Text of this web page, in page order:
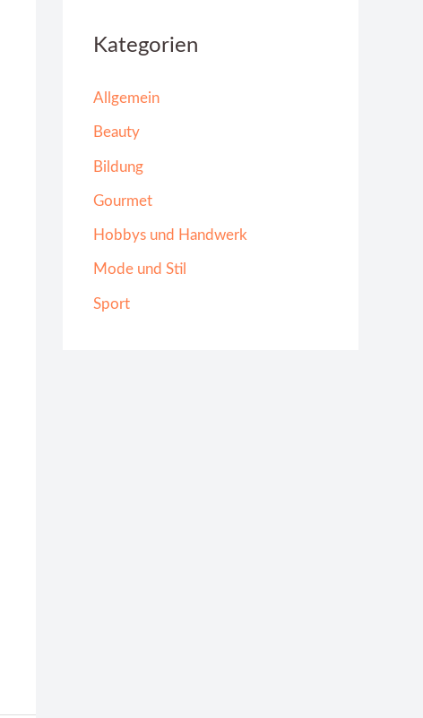
Kategorien
Allgemein
Beauty
Bildung
Gourmet
Hobbys und Handwerk
Mode und Stil
Sport